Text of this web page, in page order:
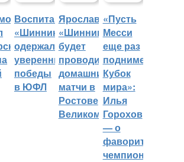
Воспитанники
«Шинника»
одержали
уверенные
победы
в ЮФЛ
Ярославский
«Шинник»
будет
проводить
домашние
матчи в
Ростове
Великом
«Пусть
Месси
еще раз
поднимет
Кубок
мира»:
Илья
Горохов
— о
фаворитах
чемпионата